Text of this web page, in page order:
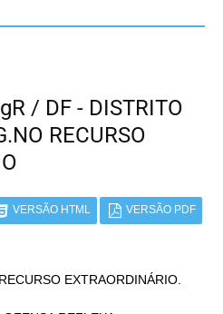
/ DF - DISTRITO
RECURSO
VERSÃO HTML VERSÃO PDF
EXTRAORDINÁRIO.